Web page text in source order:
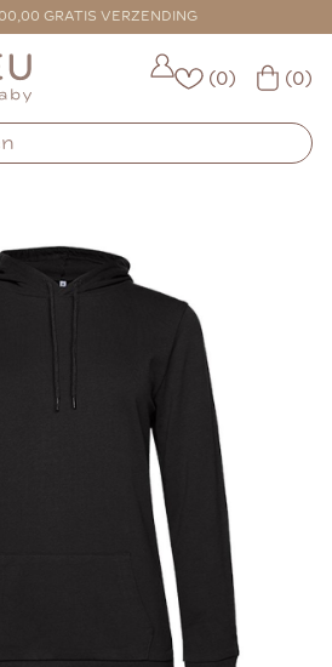
GRATIS VERZENDING
(0) (0)